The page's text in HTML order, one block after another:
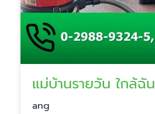
แม่บ้านรายวัน ใกล้ฉัน
ang